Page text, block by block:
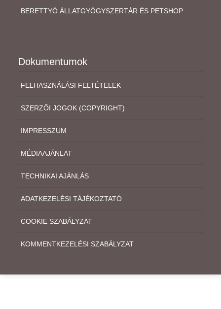
BERETTYÓ ÁLLATGYÓGYSZERTÁR ÉS PETSHOP
Dokumentumok
FELHASZNÁLÁSI FELTÉTELEK
SZERZŐI JOGOK (COPYRIGHT)
IMPRESSZUM
MÉDIAAJÁNLAT
TECHNIKAI AJÁNLÁS
ADATKEZELÉSI TÁJÉKOZTATÓ
COOKIE SZABÁLYZAT
KOMMENTKEZELÉSI SZABÁLYZAT